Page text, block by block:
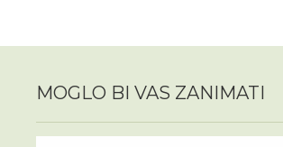
MOGLO BI VAS ZANIMATI